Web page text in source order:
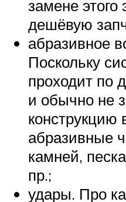
замене этого
дешёвую
абразивное
Поскольку
проходит по
и обычно не
конструкцию
абразивные
камней,
пр.;
удары. Про